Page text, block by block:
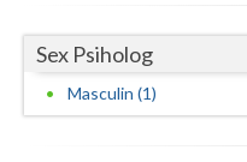
Timis
Tulcea
Sex Psiholog
Masculin (1)